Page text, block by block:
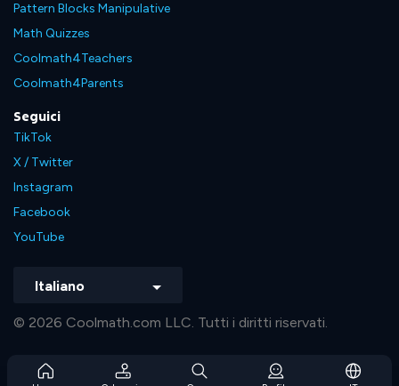
Pattern Blocks Manipulative
Math Quizzes
Coolmath4Teachers
Coolmath4Parents
Seguici
TikTok
X / Twitter
Instagram
Facebook
YouTube
Italiano
© 2026 Coolmath.com LLC. Tutti i diritti riservati.